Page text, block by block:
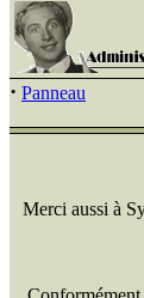
· Panneau
Merci aussi à